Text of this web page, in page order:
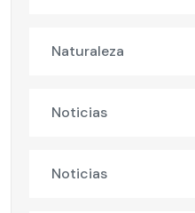
Naturaleza
Noticias
Noticias